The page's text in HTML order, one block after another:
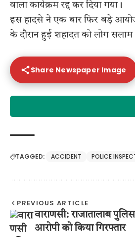
वाला कार्यक्रम रद्द कर दिया गया।
इस हादसे ने एक बार फिर बड़े
के दौरान हुई शहादत को लोग सलाम
Share Newspaper Image
TAGGED: ACCIDENT POLICE
PREVIOUS ARTICLE
वाराणसी: राजातालाब
आरोपी को किया गिरफ्तार